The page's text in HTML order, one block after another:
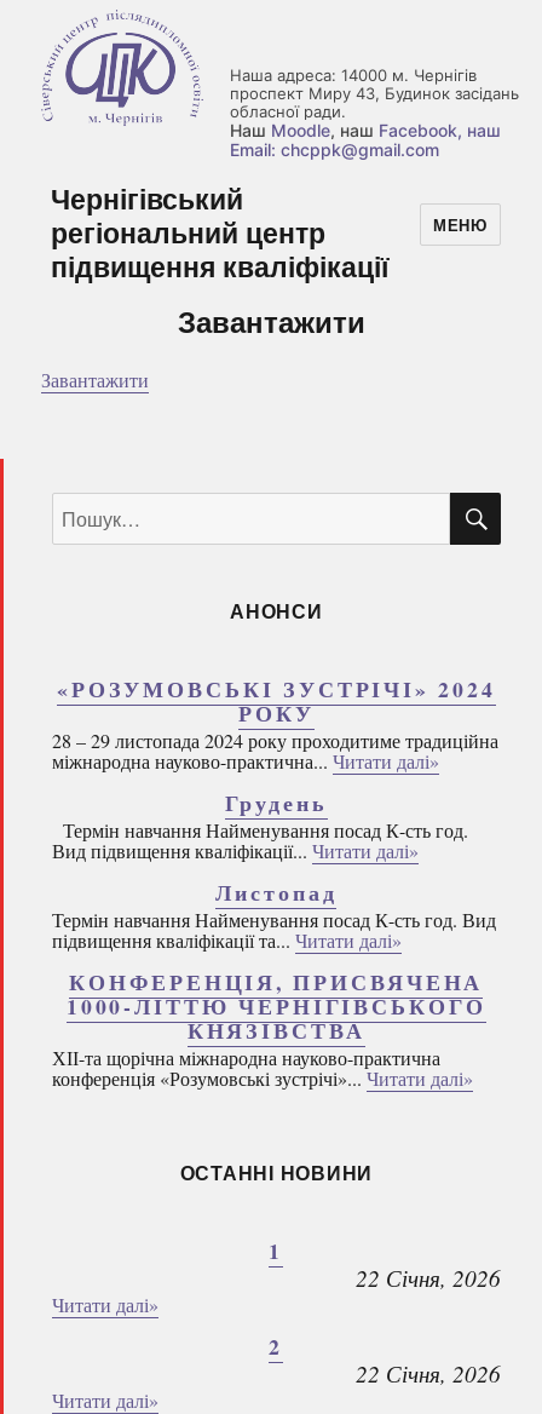
Наша адреса: 14000 м. Чернігів
проспект Миру 43, Будинок засідань
обласної ради.
Наш Moodle, наш Facebook, наш
Email: chcppk@gmail.com
Чернігівський
регіональний центр
підвищення кваліфікації
МЕНЮ
Завантажити
Завантажити
за
запитом:
АНОНСИ
«РОЗУМОВСЬКІ ЗУСТРІЧІ» 2024
РОКУ
28 – 29 листопада 2024 року проходитиме традиційна
міжнародна науково-практична... Читати далі»
Грудень
Термін навчання Найменування посад К-сть год.
Вид підвищення кваліфікації... Читати далі»
Листопад
Термін навчання Найменування посад К-сть год. Вид
підвищення кваліфікації та... Читати далі»
КОНФЕРЕНЦІЯ, ПРИСВЯЧЕНА
1000-ЛІТТЮ ЧЕРНІГІВСЬКОГО
КНЯЗІВСТВА
ХІІ-та щорічна міжнародна науково-практична
конференція «Розумовські зустрічі»... Читати далі»
ОСТАННІ НОВИНИ
1
22 Січня, 2026
Читати далі»
2
22 Січня, 2026
Читати далі»